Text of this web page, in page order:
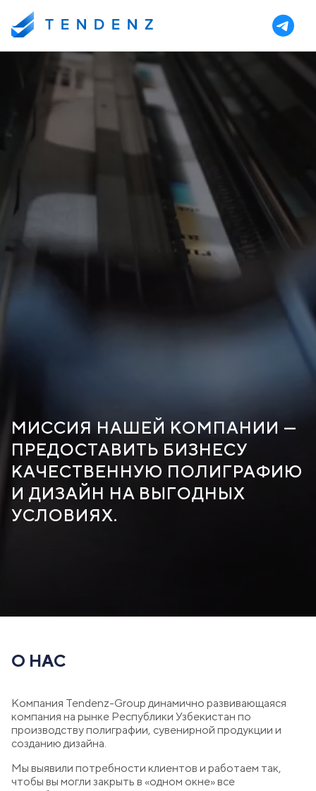
МИССИЯ НАШЕЙ КОМПАНИИ —
ПРЕДОСТАВИТЬ БИЗНЕСУ
КАЧЕСТВЕННУЮ ПОЛИГРАФИЮ
И ДИЗАЙН НА ВЫГОДНЫХ
УСЛОВИЯХ.
О НАС
Компания Tendenz-Group динамично развивающаяся
компания на рынке Республики Узбекистан по
производству полиграфии, сувенирной продукции и
созданию дизайна.
Мы выявили потребности клиентов и работаем так,
чтобы вы могли закрыть в «одном окне» все